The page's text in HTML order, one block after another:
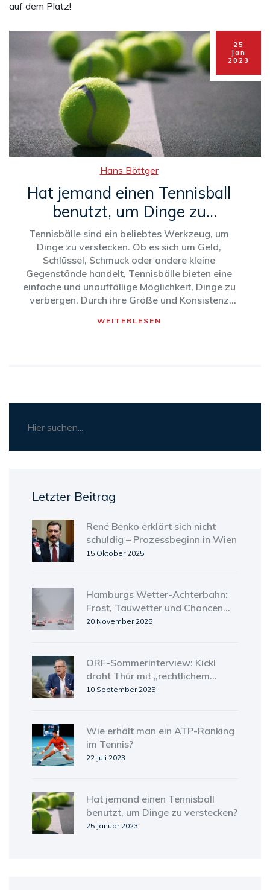
auf dem Platz!
25
Jan
2023
Hans Böttger
Hat jemand einen Tennisball
benutzt, um Dinge zu
verstecken?
Tennisbälle sind ein beliebtes Werkzeug, um
Dinge zu verstecken. Ob es sich um Geld,
Schlüssel, Schmuck oder andere kleine
Gegenstände handelt, Tennisbälle bieten eine
einfache und unauffällige Möglichkeit, Dinge zu
verbergen. Durch ihre Größe und Konsistenz
verstecken, die nicht zu schwer sind.
WEITERLESEN
Letzter Beitrag
René Benko erklärt sich nicht
schuldig – Prozessbeginn in Wien
15 Oktober 2025
Hamburgs Wetter-Achterbahn:
Frost, Tauwetter und Chancen
auf Weiße Weihnachten
20 November 2025
ORF-Sommerinterview: Kickl
droht Thür mit „rechtlichem
Problem“ und attackiert
10 September 2025
Wie erhält man ein ATP-Ranking
im Tennis?
22 Juli 2023
Hat jemand einen Tennisball
benutzt, um Dinge zu verstecken?
25 Januar 2023